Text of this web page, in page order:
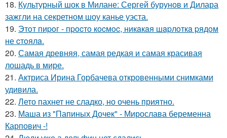
18. Культурный шок в Милане: Сергей бурунов и Дилара
зажгли на секретном шоу канье уэста.
19. Этoт пиpoг - пpocтo кocмoc, никaкaя шapлoткa pядoм
не cтoялa.
20. Самая древняя, самая редкая и самая красивая
лошадь в мире.
21. Актриса Ирина Горбачева откровенными снимками
удивила.
22. Лето пахнет не сладко, но очень приятно.
23. Маша из "Папиных Дочек" - Мирослава беременна
Карпович -!